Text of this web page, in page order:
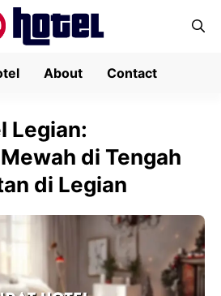
About Contact
Legian:
di Tengah
di Legian